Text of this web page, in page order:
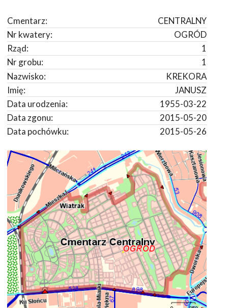
CENTRALNY
Cmentarz:
OGRÓD
Nr kwatery:
1
Rząd:
1
Nr grobu:
KREKORA
Nazwisko:
JANUSZ
Imię:
1955-03-22
Data urodzenia:
2015-05-20
Data zgonu:
2015-05-26
Data pochówku: